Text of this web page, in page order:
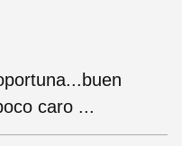
caro ...